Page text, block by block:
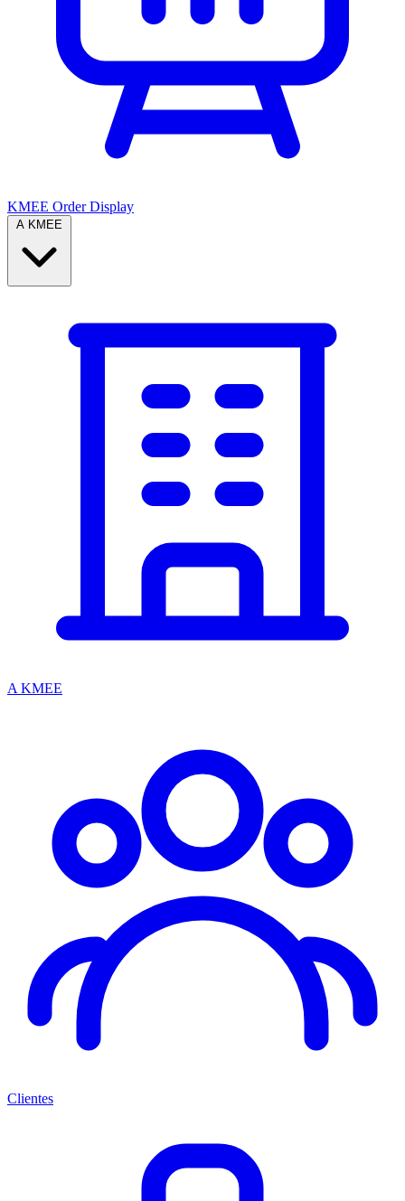
KMEE Order Display
A KMEE
Clientes